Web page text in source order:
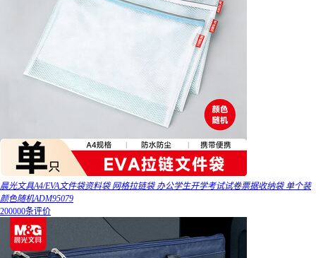
晨光文具A4/EVA文件袋资料袋 网格拉链袋 办公学生开学考试试卷票据收纳袋 单个装
颜色随机ADM95079
200000条评价